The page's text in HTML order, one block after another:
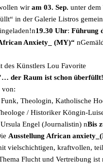
wir am 03. Sep. unter
in der Galerie Listros
19.30 Uhr: Führung
Anxiety_ (MY)“
des Künstlers Lou Favorite
der Raum ist schon
von:
Theologin, Katholische
/ Historiker Köngin-
Engel (Journalistin) nBis
Ausstellung African
vielschichtigen, kraftvollen,
Flucht und Vertreibung ist